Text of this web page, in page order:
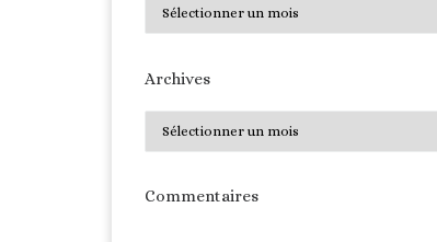
Archives
Commentaires